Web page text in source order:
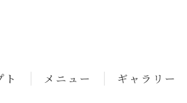
ト メニュー ギャラリー